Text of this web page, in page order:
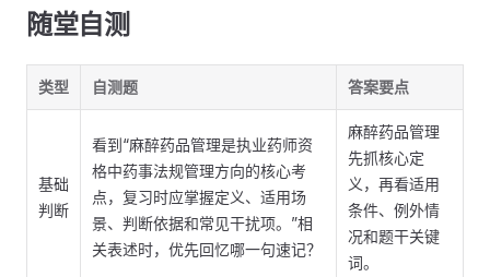
随堂自测
类型 自测题 答案要点
基础
判断
看到“麻醉药品管理是执业药师资
格中药事法规管理方向的核心考
点，复习时应掌握定义、适用场
景、判断依据和常见干扰项。”相
关表述时，优先回忆哪一句速记？
麻醉药品管理
先抓核心定
义，再看适用
条件、例外情
况和题干关键
词。